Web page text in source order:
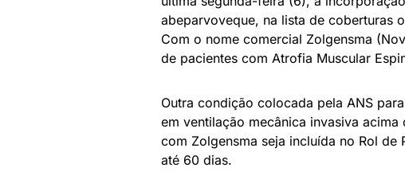
abeparvoveque, na lista de coberturas
Com o nome comercial Zolgensma
de pacientes com Atrofia Muscular
Outra condição colocada pela ANS
em ventilação mecânica invasiva
com Zolgensma seja incluída no Rol
até 60 dias.